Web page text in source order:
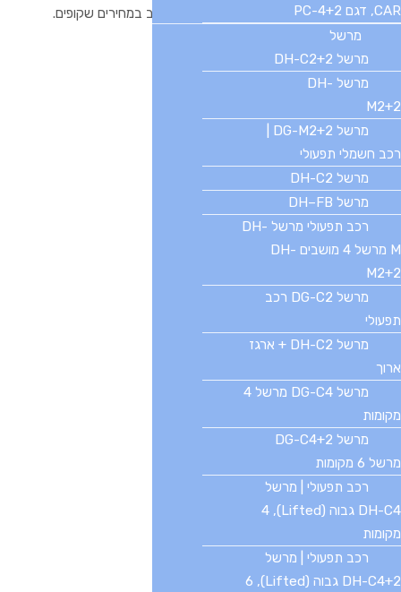
וריקשות — עם שירות אישי, אחריות ומגוון רחב במחירים שקופים.
בטלפון
077-2312000
בוואטסאפ
055-9107720
קטגוריות פופולריות
רכב תפעולי
ריקשה
גולף קאר
קלנועית
יד 2
LVTONG
ארגז ארוך
אוטובוס חשמלי
שירות תיקונים
מידע ומדיניות
הצהרת נגישות
מדיניות פרטיות
יצירת קשר
CAR, דגם PC-4+2
מרשל
מרשל DH-C2+2
מרשל DH-
M2+2‏
רכב חשמלי תפעולי
מרשל DH-C2
מרשל DH–FB
רכב תפעולי מרשל DH-
M מרשל 4 מושבים DH-
M2+2
מרשל DG-C2 רכב
תפעולי
מרשל DH-C2 + ארגז
ארוך
מרשל DG-C4 מרשל 4
מקומות
מרשל DG-C4+2
מרשל 6 מקומות
רכב תפעולי | מרשל
DH-C4 גבוה (Lifted), 4
מקומות
רכב תפעולי | מרשל
DH-C4+2 גבוה (Lifted), 6